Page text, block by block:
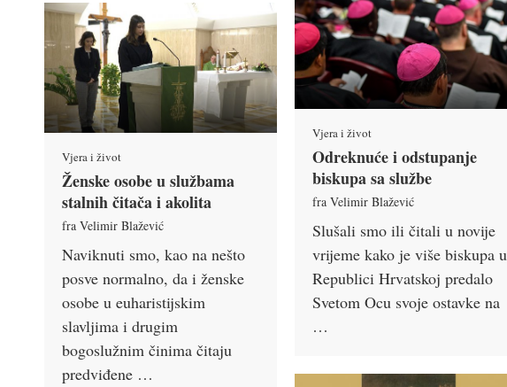
Vjera i život
Odreknuće i odstupanje
biskupa sa službe
fra Velimir Blažević
Slušali smo ili čitali u novije
vrijeme kako je više biskupa u
Republici Hrvatskoj predalo
Svetom Ocu svoje ostavke na
…
Vjera i život
Ženske osobe u službama
stalnih čitača i akolita
fra Velimir Blažević
Naviknuti smo, kao na nešto
posve normalno, da i ženske
osobe u euharistijskim
slavljima i drugim
bogoslužnim činima čitaju
predviđene …